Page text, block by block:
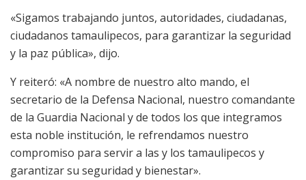
«Sigamos trabajando juntos, autoridades, ciudadanas,
ciudadanos tamaulipecos, para garantizar la seguridad
y la paz pública», dijo.
Y reiteró: «A nombre de nuestro alto mando, el
secretario de la Defensa Nacional, nuestro comandante
de la Guardia Nacional y de todos los que integramos
esta noble institución, le refrendamos nuestro
compromiso para servir a las y los tamaulipecos y
garantizar su seguridad y bienestar».